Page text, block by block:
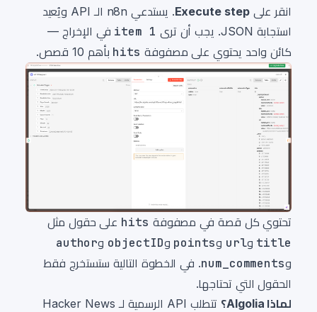
انقر علىExecute step
. يستدعي n8n الـ API ويُعيد
استجابة JSON. يجب أن ترى
1 item
في الإخراج —
كائن واحد يحتوي على مصفوفة hits بأهم 10 قصص.
تحتوي كل قصة في مصفوفة hits على حقول مثل
title وurl وpoints وobjectID وauthor
وnum_comments. في الخطوة التالية ستستخرج فقط
الحقول التي تحتاجها.
لماذا Algolia؟
تتطلب API الرسمية لـ Hacker News